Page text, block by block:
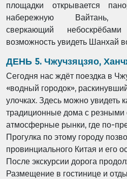
площадки открывается
набережную
сверкающий
возможность увидеть Шанхай
ДЕНЬ 5. Чжучзяцзяо,
Сегодня нас ждёт поездка в
«водный городок»,
улочках. Здесь можно увидеть
традиционные дома с резными
атмосферные рынки, где по-
Прогулка по этому городу
провинциального Китая и его
После экскурсии дорога
Размещение в гостинице и